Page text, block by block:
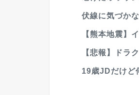
伏線に気づか
【熊本地震】
【悲報】ドラ
19歳JDだけど